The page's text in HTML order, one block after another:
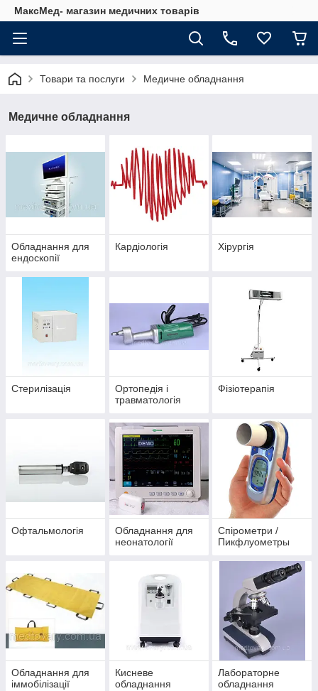
МаксМед- магазин медичних товарів
Товари та послуги Медичне обладнання
Медичне обладнання
Обладнання для
ендоскопії
Кардіологія Хірургія
Стерилізація
Ортопедія і
травматологія
Фізіотерапія
Офтальмологія
Обладнання для
неонатології
Спірометри /
Пикфлуометры
Обладнання для
іммобілізації
Кисневе
обладнання
Лабораторне
обладнання